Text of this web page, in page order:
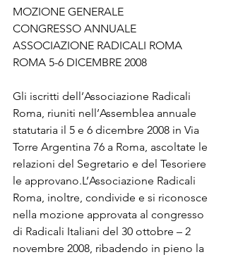
MOZIONE GENERALE
CONGRESSO ANNUALE
ASSOCIAZIONE RADICALI ROMA
ROMA 5-6 DICEMBRE 2008
Gli iscritti dell’Associazione Radicali
Roma, riuniti nell’Assemblea annuale
statutaria il 5 e 6 dicembre 2008 in Via
Torre Argentina 76 a Roma, ascoltate le
relazioni del Segretario e del Tesoriere
le approvano.L’Associazione Radicali
Roma, inoltre, condivide e si riconosce
nella mozione approvata al congresso
di Radicali Italiani del 30 ottobre – 2
novembre 2008, ribadendo in pieno la